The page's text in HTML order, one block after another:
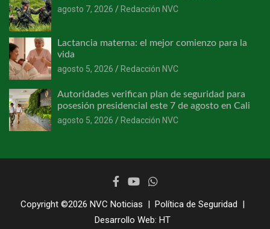
agosto 7, 2026
Redacción NVC
Lactancia materna: el mejor comienzo para la
vida
agosto 5, 2026
Redacción NVC
Autoridades verifican plan de seguridad para
posesión presidencial este 7 de agosto en Cali
agosto 5, 2026
Redacción NVC
Copyright ©2026 NVC Noticias
Política de Seguridad
Desarrollo Web: HT